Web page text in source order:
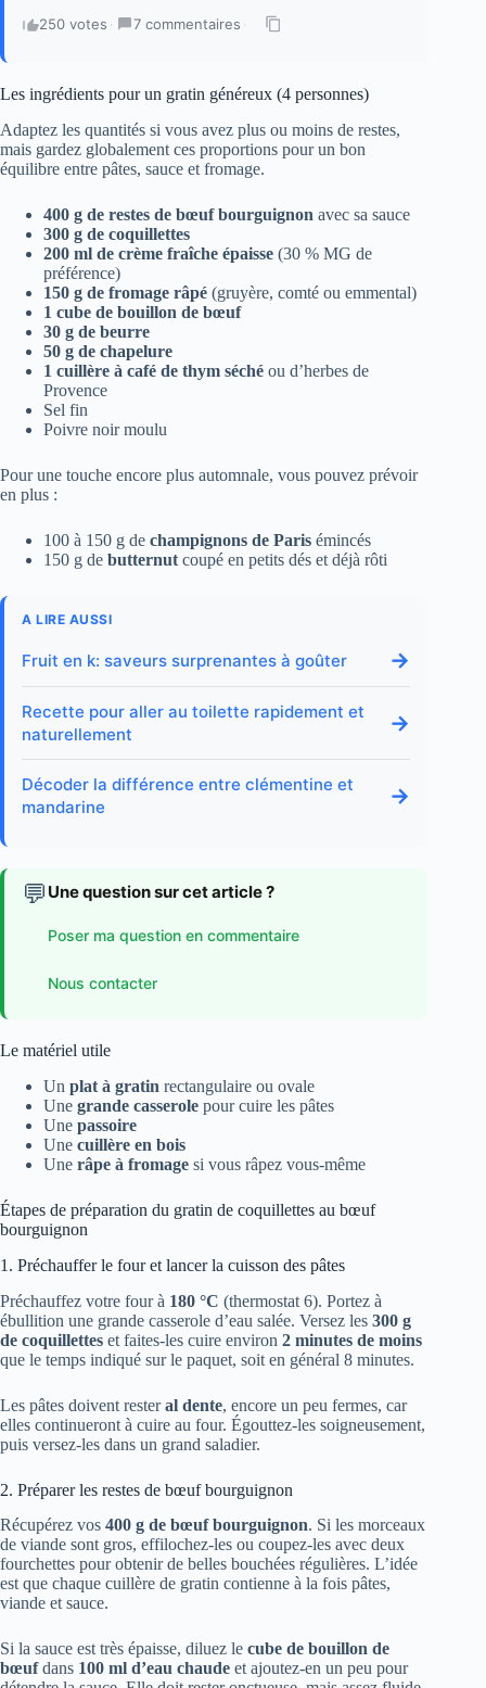
250 votes · 7 commentaires ·
Les ingrédients pour un gratin généreux (4 personnes)
Adaptez les quantités si vous avez plus ou moins de restes,
mais gardez globalement ces proportions pour un bon
équilibre entre pâtes, sauce et fromage.
400 g de restes de bœuf bourguignon avec sa sauce
300 g de coquillettes
200 ml de crème fraîche épaisse (30 % MG de
préférence)
150 g de fromage râpé (gruyère, comté ou emmental)
1 cube de bouillon de bœuf
30 g de beurre
50 g de chapelure
1 cuillère à café de thym séché ou d’herbes de
Provence
Sel fin
Poivre noir moulu
Pour une touche encore plus automnale, vous pouvez prévoir
en plus :
100 à 150 g de champignons de Paris émincés
150 g de butternut coupé en petits dés et déjà rôti
A LIRE AUSSI
Fruit en k: saveurs surprenantes à goûter →
Recette pour aller au toilette rapidement et
naturellement
→
Décoder la différence entre clémentine et
mandarine
→
💬 Une question sur cet article ?
Poser ma question en commentaire
Nous contacter
Le matériel utile
Un plat à gratin rectangulaire ou ovale
Une grande casserole pour cuire les pâtes
Une passoire
Une cuillère en bois
Une râpe à fromage si vous râpez vous-même
Étapes de préparation du gratin de coquillettes au bœuf
bourguignon
1. Préchauffer le four et lancer la cuisson des pâtes
Préchauffez votre four à 180 °C (thermostat 6). Portez à
ébullition une grande casserole d’eau salée. Versez les 300 g
de coquillettes et faites-les cuire environ 2 minutes de moins
que le temps indiqué sur le paquet, soit en général 8 minutes.
Les pâtes doivent resteral dente, encore un peu fermes, car
elles continueront à cuire au four. Égouttez-les soigneusement,
puis versez-les dans un grand saladier.
2. Préparer les restes de bœuf bourguignon
Récupérez vos 400 g de bœuf bourguignon. Si les morceaux
de viande sont gros, effilochez-les ou coupez-les avec deux
fourchettes pour obtenir de belles bouchées régulières. L’idée
est que chaque cuillère de gratin contienne à la fois pâtes,
viande et sauce.
Si la sauce est très épaisse, diluez le cube de bouillon de
bœufdans 100 ml d’eau chaude et ajoutez-en un peu pour